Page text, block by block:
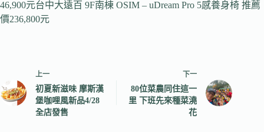
46,900元台中大遠百 9F南棟 OSIM – uDream Pro 5感養身椅 推薦
價236,800元
上一
初夏新滋味 摩斯漢
堡咖哩風新品4/28
全店發售
下一
80位菜農同住這一
里 下班先來種菜澆
花